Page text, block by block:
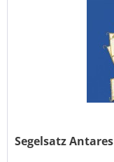
Segelsatz Antares